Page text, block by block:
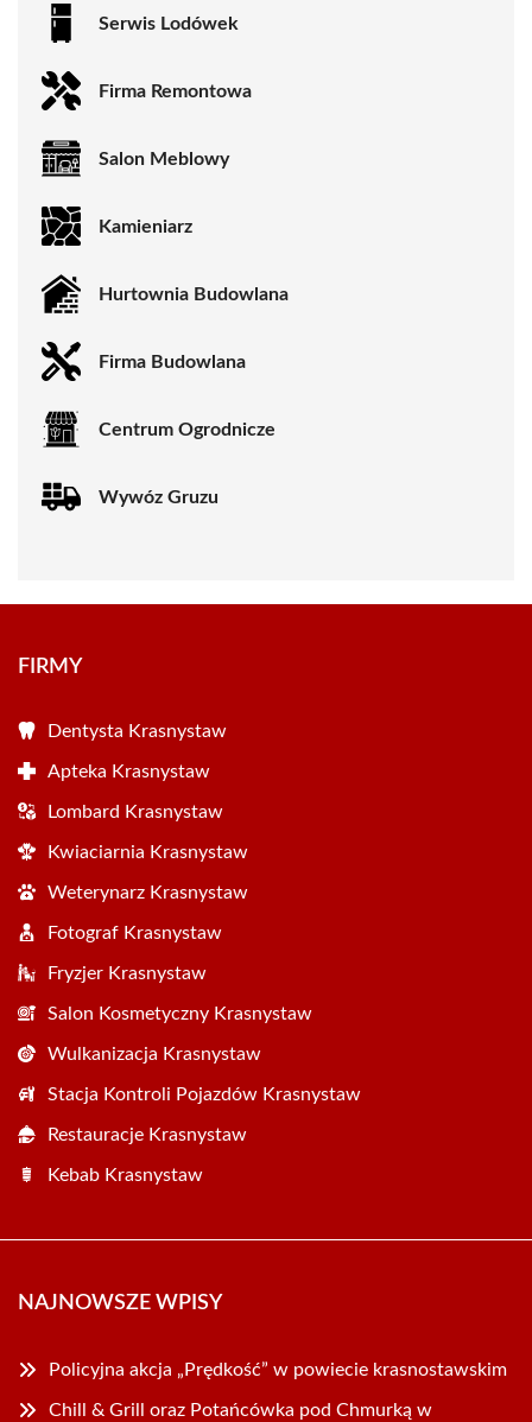
Serwis Lodówek
Firma Remontowa
Salon Meblowy
Kamieniarz
Hurtownia Budowlana
Firma Budowlana
Centrum Ogrodnicze
Wywóz Gruzu
FIRMY
Dentysta Krasnystaw
Apteka Krasnystaw
Lombard Krasnystaw
Kwiaciarnia Krasnystaw
Weterynarz Krasnystaw
Fotograf Krasnystaw
Fryzjer Krasnystaw
Salon Kosmetyczny Krasnystaw
Wulkanizacja Krasnystaw
Stacja Kontroli Pojazdów Krasnystaw
Restauracje Krasnystaw
Kebab Krasnystaw
NAJNOWSZE WPISY
Policyjna akcja „Prędkość” w powiecie krasnostawskim
Chill & Grill oraz Potańcówka pod Chmurką w